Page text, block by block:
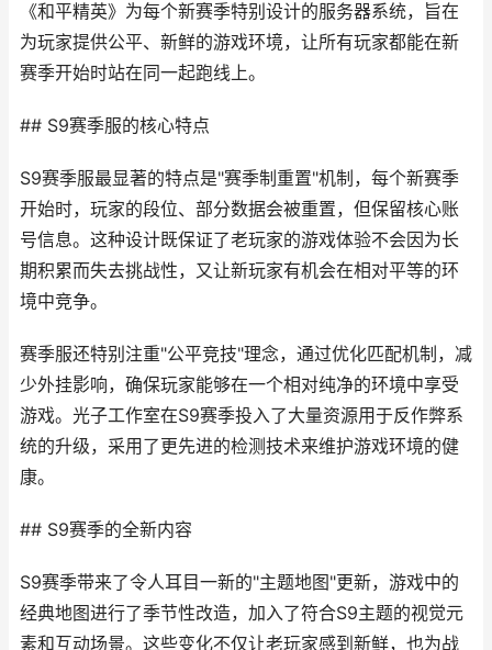
《和平精英》为每个新赛季特别设计的服务器系统，旨在
为玩家提供公平、新鲜的游戏环境，让所有玩家都能在新
赛季开始时站在同一起跑线上。
## S9赛季服的核心特点
S9赛季服最显著的特点是"赛季制重置"机制，每个新赛季
开始时，玩家的段位、部分数据会被重置，但保留核心账
号信息。这种设计既保证了老玩家的游戏体验不会因为长
期积累而失去挑战性，又让新玩家有机会在相对平等的环
境中竞争。
赛季服还特别注重"公平竞技"理念，通过优化匹配机制，减
少外挂影响，确保玩家能够在一个相对纯净的环境中享受
游戏。光子工作室在S9赛季投入了大量资源用于反作弊系
统的升级，采用了更先进的检测技术来维护游戏环境的健
康。
## S9赛季的全新内容
S9赛季带来了令人耳目一新的"主题地图"更新，游戏中的
经典地图进行了季节性改造，加入了符合S9主题的视觉元
素和互动场景。这些变化不仅让老玩家感到新鲜，也为战